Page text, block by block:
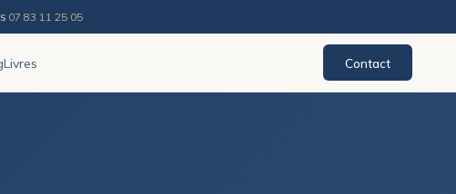
07 83 11 25 05
Livres Contact